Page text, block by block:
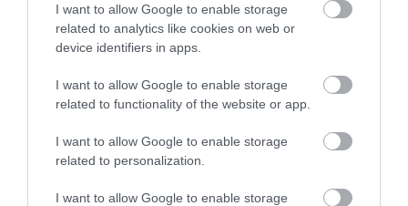
I want to allow Google to enable storage
related to analytics like cookies on web or
device identifiers in apps.
I want to allow Google to enable storage
related to functionality of the website or app.
I want to allow Google to enable storage
related to personalization.
I want to allow Google to enable storage
– Ένας τραυματίας (βίντεο)